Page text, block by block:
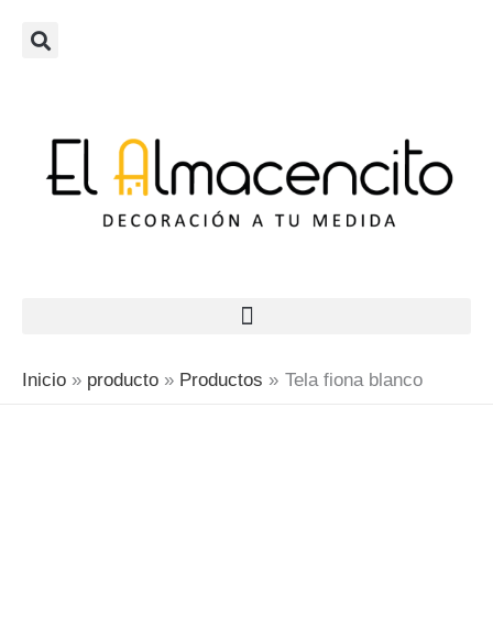
Inicio producto Productos Tela fiona blanco